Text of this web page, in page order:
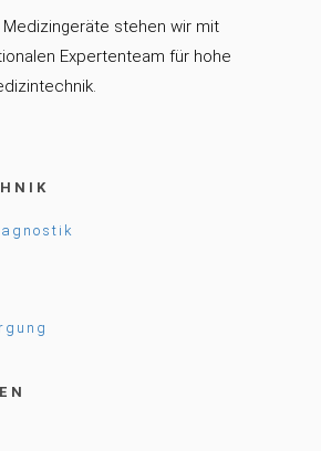
stehen wir mit
Expertenteam für hohe